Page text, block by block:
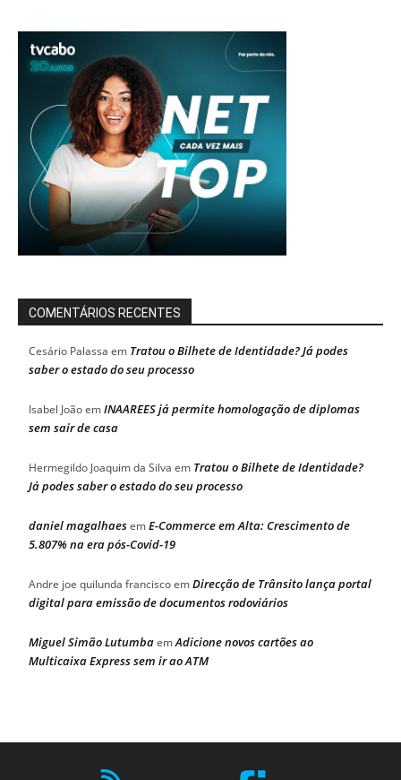
COMENTÁRIOS RECENTES
Cesário Palassa em Tratou o Bilhete de Identidade? Já podes
saber o estado do seu processo
Isabel JoãoemINAAREES já permite homologação de diplomas
sem sair de casa
Hermegildo Joaquim da Silva em Tratou o Bilhete de Identidade?
Já podes saber o estado do seu processo
daniel magalhaesemE-Commerce em Alta: Crescimento de
5.807% na era pós-Covid-19
Andre joe quilunda franciscoemDirecção de Trânsito lança portal
digital para emissão de documentos rodoviários
Miguel Simão LutumbaemAdicione novos cartões ao
Multicaixa Express sem ir ao ATM